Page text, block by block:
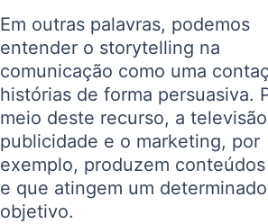
Em outras palavras, podemos
entender o storytelling na
comunicação como uma
histórias de forma persuasiva.
meio deste recurso, a
publicidade e o marketing, por
exemplo, produzem
e que atingem um determinado
objetivo.